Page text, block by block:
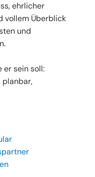
ehrlicher
vollem Überblick
und
er sein soll:
planbar,